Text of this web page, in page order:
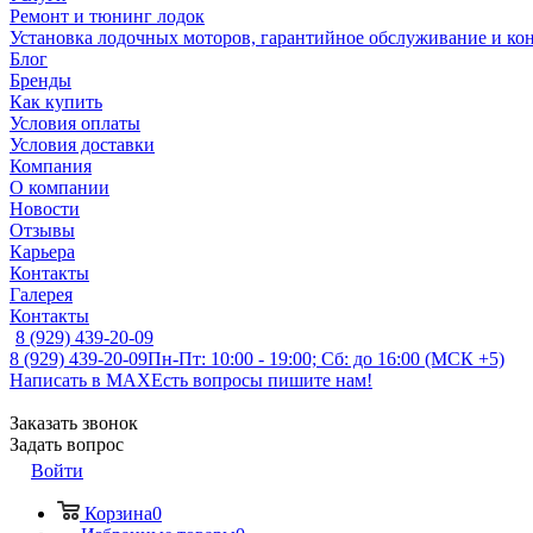
Ремонт и тюнинг лодок
Установка лодочных моторов, гарантийное обслуживание и
Блог
Бренды
Как купить
Условия оплаты
Условия доставки
Компания
О компании
Новости
Отзывы
Карьера
Контакты
Галерея
Контакты
8 (929) 439-20-09
8 (929) 439-20-09Пн-Пт: 10:00 - 19:00; Сб: до 16:00 (МСК +5)
Написать в MAXЕсть вопросы пишите нам!
Заказать звонок
Задать вопрос
Войти
Корзина0